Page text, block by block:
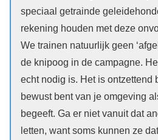
speciaal getrainde
rekening houden met deze
We trainen natuurlijk geen
de knipoog in de campagne.
echt nodig is. Het is ontzettend
bewust bent van je omgeving
begeeft. Ga er niet vanuit dat
letten, want soms kunnen ze